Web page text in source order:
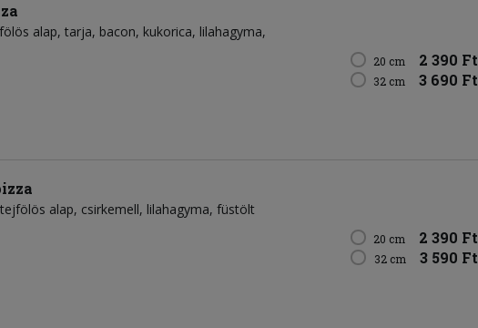
alap tarja bacon kukorica lilahagyma
20 cm 2 390 Ft
32 cm 3 690 Ft
alap csirkemell lilahagyma füstölt
20 cm 2 390 Ft
32 cm 3 590 Ft